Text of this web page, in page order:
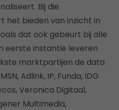
Bij die
het bieden van inzicht in
dat ook gebeurt bij alle
eerste instantie leveren
marktpartijen de data
Adlink, IP, Funda, IDG
Veronica Digitaal,
Multimedia,